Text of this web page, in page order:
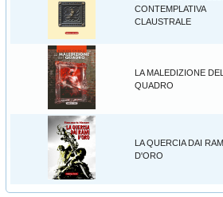
CONTEMPLATIVA
CLAUSTRALE
LA MALEDIZIONE
QUADRO
LA QUERCIA DAI
D'ORO